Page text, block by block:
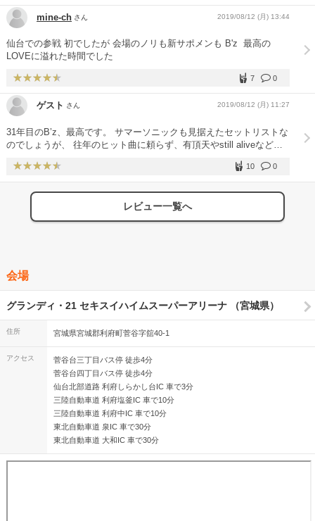
なぁと感じました。
mine-ch さん 2019/08/12 (月) 13:44
仙台での参戦 初でしたが 会場のノリも新サポメンも ️B'z ️ 最高の
LOVEに溢れた時間でした
0
7
ゲスト さん 2019/08/12 (月) 11:27
31年目のB’z、最高です。 サマーソニックも見据えたセットリストな
のでしょうが、 往年のヒット曲に頼らず、有頂天やstill aliveなど近
では新曲出さずに単発ライブで定番曲だけ、、、なんてパターンも多
いですが、 31年目にアルバムを出し、ツアーではアルバム曲中心な
んて本当に稀有で真面目なバンドだと思います。 あとmohini deyが
良すぎます。 B’zの2人とバチバチに渡り合ってます。目が離せませ
んでした。
0
10
レビュー一覧へ
会場
グランディ・21 セキスイハイムスーパーアリーナ （宮城県）
住所 宮城県宮城郡利府町菅谷字舘40-1
アクセス
菅谷台三丁目バス停 徒歩4分
菅谷台四丁目バス停 徒歩4分
仙台北部道路 利府しらかし台IC 車で3分
三陸自動車道 利府塩釜IC 車で10分
三陸自動車道 利府中IC 車で10分
東北自動車道 泉IC 車で30分
東北自動車道 大和IC 車で30分